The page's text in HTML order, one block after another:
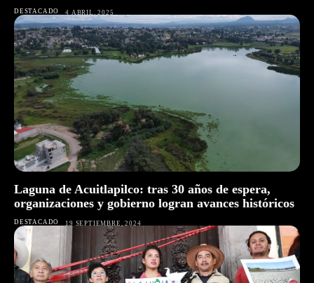
DESTACADO 4 ABRIL, 2025
Laguna de Acuitlapilco: tras 30 años de espera,
organizaciones y gobierno logran avances históricos
DESTACADO 19 SEPTIEMBRE, 2024